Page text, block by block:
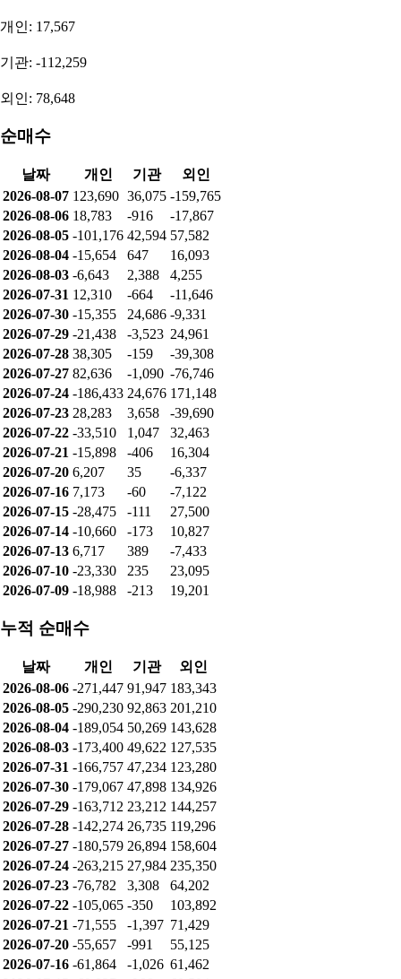
개인: 17,567
기관: -112,259
외인: 78,648
순매수
날짜 개인 기관
외인
2026-08-07 123,690 36,075 -159,765
2026-08-06 18,783 -916
-17,867
2026-08-05 -101,176 42,594 57,582
2026-08-04 -15,654 647
16,093
2026-08-03 -6,643 2,388
4,255
2026-07-31 12,310 -664
-11,646
2026-07-30 -15,355 24,686 -9,331
2026-07-29 -21,438 -3,523 24,961
2026-07-28 38,305 -159
-39,308
2026-07-27 82,636 -1,090 -76,746
2026-07-24 -186,433 24,676 171,148
2026-07-23 28,283 3,658
-39,690
2026-07-22 -33,510 1,047
32,463
2026-07-21 -15,898 -406
16,304
2026-07-20 6,207 35
-6,337
2026-07-16 7,173 -60
-7,122
2026-07-15 -28,475 -111
27,500
2026-07-14 -10,660 -173
10,827
2026-07-13 6,717 389
-7,433
2026-07-10 -23,330 235
23,095
2026-07-09 -18,988 -213 19,201
누적 순매수
날짜 개인 기관
외인
2026-08-06 -271,447 91,947 183,343
2026-08-05 -290,230 92,863 201,210
2026-08-04 -189,054 50,269 143,628
2026-08-03 -173,400 49,622 127,535
2026-07-31 -166,757 47,234 123,280
2026-07-30 -179,067 47,898 134,926
2026-07-29 -163,712 23,212 144,257
2026-07-28 -142,274 26,735 119,296
2026-07-27 -180,579 26,894 158,604
2026-07-24 -263,215 27,984 235,350
2026-07-23 -76,782 3,308
64,202
2026-07-22 -105,065 -350
103,892
2026-07-21 -71,555 -1,397 71,429
2026-07-20 -55,657 -991
55,125
2026-07-16 -61,864 -1,026 61,462